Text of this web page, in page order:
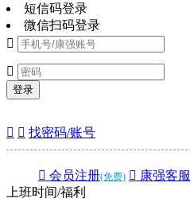
短信码登录
微信扫码登录


登录
  找密码/账号
 会员注册(免费)  康强客服
上班时间/福利